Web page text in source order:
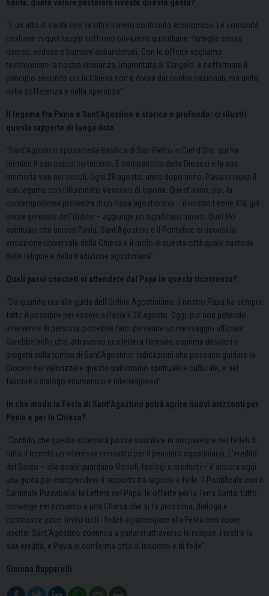
Santa: quale valore pastorale riveste questo gesto?
“È un atto di carità che va oltre il mero contributo economico. Le comunità
cristiane in quei luoghi soffrono privazioni quotidiane: famiglie senza
risorse, vedove e bambini abbandonati. Con le offerte vogliamo
testimoniare la nostra vicinanza, improntata al Vangelo, e riaffermare il
principio secondo cui la Chiesa non è divisa dai confini nazionali, ma unita
nella sofferenza e nella speranza”.
Il legame fra Pavia e Sant’Agostino è storico e profondo: ci illustri
questo rapporto di lunga data.
“Sant’Agostino riposa nella Basilica di San Pietro in Ciel d’Oro: qui ha
termine il suo percorso terreno. È compatrono della Diocesi e la sua
memoria vive nei secoli. Ogni 28 agosto, anno dopo anno, Pavia rinnova il
suo legame con l’illuminato Vescovo di Ippona. Quest’anno, poi, la
contemporanea presenza di un Papa agostiniano – il nostro Leone XIV, già
priore generale dell’Ordine – aggiunge un significato nuovo. Quel filo
spirituale che unisce Pavia, Sant’Agostino e il Pontefice ci ricorda la
vocazione universale della Chiesa e il ruolo di questa città quale custode
delle reliquie e della tradizione agostiniana”.
Quali passi concreti vi attendete dal Papa in questa ricorrenza?
“Da quando era alla guida dell’Ordine Agostiniano, il nostro Papa ha sempre
fatto il possibile per essere a Pavia il 28 agosto. Oggi, pur non potendo
intervenire di persona, potrebbe farci pervenire un messaggio ufficiale.
Sarebbe bello che, attraverso una lettera formale, esprima desideri e
progetti sulla tomba di Sant’Agostino: indicazioni che possano guidare la
Diocesi nel valorizzare questo patrimonio spirituale e culturale, e nel
favorire il dialogo ecumenico e interreligioso”.
In che modo la Festa di Sant’Agostino potrà aprire nuovi orizzonti per
Pavia e per la Chiesa?
“Confido che questa solennità possa suscitare in noi pavesi e nei fedeli di
tutto il mondo un interesse rinnovato per il pensiero agostiniano. L’eredità
del Santo – alla quale guardano filosofi, teologi e credenti – è ancora oggi
una guida per comprendere il rapporto tra ragione e fede. Il Pontificale con il
Cardinale Pizzaballa, la Lettera del Papa, le offerte per la Terra Santa: tutto
converge nel richiamo a una Chiesa che si fa prossima, dialoga e
costruisce pace. Invito tutti i fedeli a partecipare alla Festa con cuore
aperto: Sant’Agostino continua a parlarci attraverso le reliquie, i testi e la
sua eredità, e Pavia si conferma città di incontro e di fede”.
Simona Rapparelli